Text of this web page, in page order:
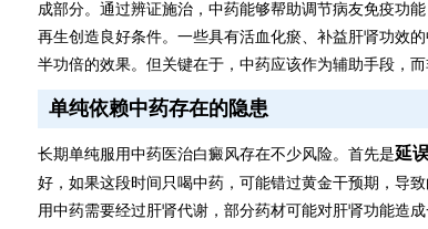
成部分。通过辨证施治，中药能够帮助调节病友免疫功
再生创造良好条件。一些具有活血化瘀、补益肝肾功效
半功倍的效果。但关键在于，中药应该作为辅助手段，而
单纯依赖中药存在的隐患
长期单纯服用中药医治白癜风存在不少风险。首先是延
好，如果这段时间只喝中药，可能错过黄金干预期，导
用中药需要经过肝肾代谢，部分药材可能对肝肾功能造